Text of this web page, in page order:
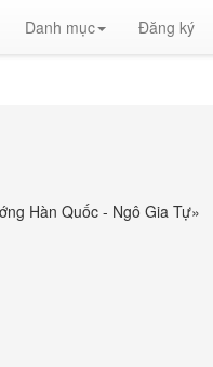
Danh mục Đăng ký
Hàn Quốc - Ngô Gia Tự»